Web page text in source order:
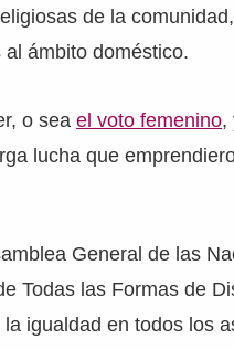
de la
ámbito doméstico.
o seael voto femenino,
lucha que
General de las
Todas las Formas de
igualdad en todos los